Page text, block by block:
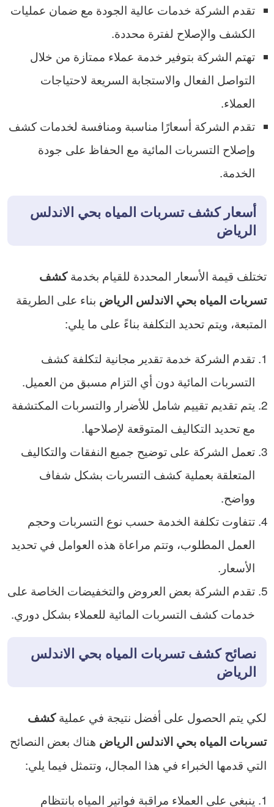
تقدم الشركة خدمات عالية الجودة مع ضمان عمليات
الكشف والإصلاح لفترة محددة.
تهتم الشركة بتوفير خدمة عملاء ممتازة من خلال
التواصل الفعال والاستجابة السريعة لاحتياجات
العملاء.
تقدم الشركة أسعارًا مناسبة ومنافسة لخدمات كشف
وإصلاح التسربات المائية مع الحفاظ على جودة
الخدمة.
أسعار كشف تسربات المياه بحي الاندلس
الرياض
تختلف قيمة الأسعار المحددة للقيام بخدمةكشف
تسربات المياه بحي الاندلس الرياض بناء على الطريقة
المتبعة، ويتم تحديد التكلفة بناءً على ما يلي:
تقدم الشركة خدمة تقدير مجانية لتكلفة كشف
التسربات المائية دون أي التزام مسبق من العميل.
يتم تقديم تقييم شامل للأضرار والتسربات المكتشفة
مع تحديد التكاليف المتوقعة لإصلاحها.
تعمل الشركة على توضيح جميع النفقات والتكاليف
المتعلقة بعملية كشف التسربات بشكل شفاف
وواضح.
تتفاوت تكلفة الخدمة حسب نوع التسربات وحجم
العمل المطلوب، وتتم مراعاة هذه العوامل في تحديد
الأسعار.
تقدم الشركة بعض العروض والتخفيضات الخاصة على
خدمات كشف التسربات المائية للعملاء بشكل دوري.
نصائح كشف تسربات المياه بحي الاندلس
الرياض
لكي يتم الحصول على أفضل نتيجة في عمليةكشف
تسربات المياه بحي الاندلس الرياض هناك بعض النصائح
التي قدمها الخبراء في هذا المجال، وتتمثل فيما يلي:
ينبغي على العملاء مراقبة فواتير المياه بانتظام